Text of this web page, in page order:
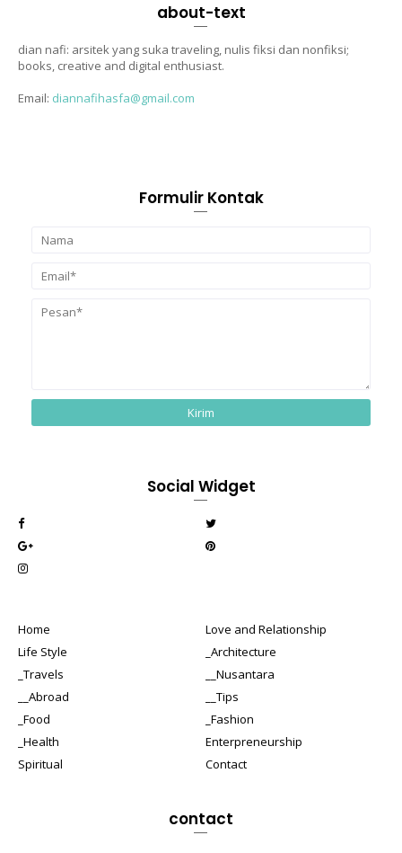
about-text
dian nafi: arsitek yang suka traveling, nulis fiksi dan nonfiksi;
books, creative and digital enthusiast.
Email: diannafihasfa@gmail.com
Formulir Kontak
Social Widget
Home
Love and Relationship
Life Style
_Architecture
_Travels
__Nusantara
__Abroad
__Tips
_Food
_Fashion
_Health
Enterpreneurship
Spiritual
Contact
contact